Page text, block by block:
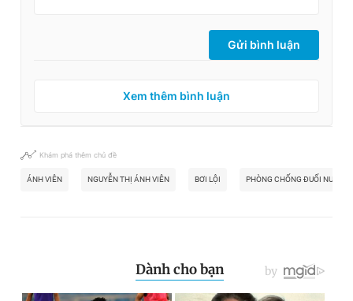
Gửi bình luận
Xem thêm bình luận
Khám phá thêm chủ đề
ÁNH VIÊN NGUYỄN THỊ ÁNH VIÊN BƠI LỘI PHÒNG CHỐNG ĐUỐI NƯỚC